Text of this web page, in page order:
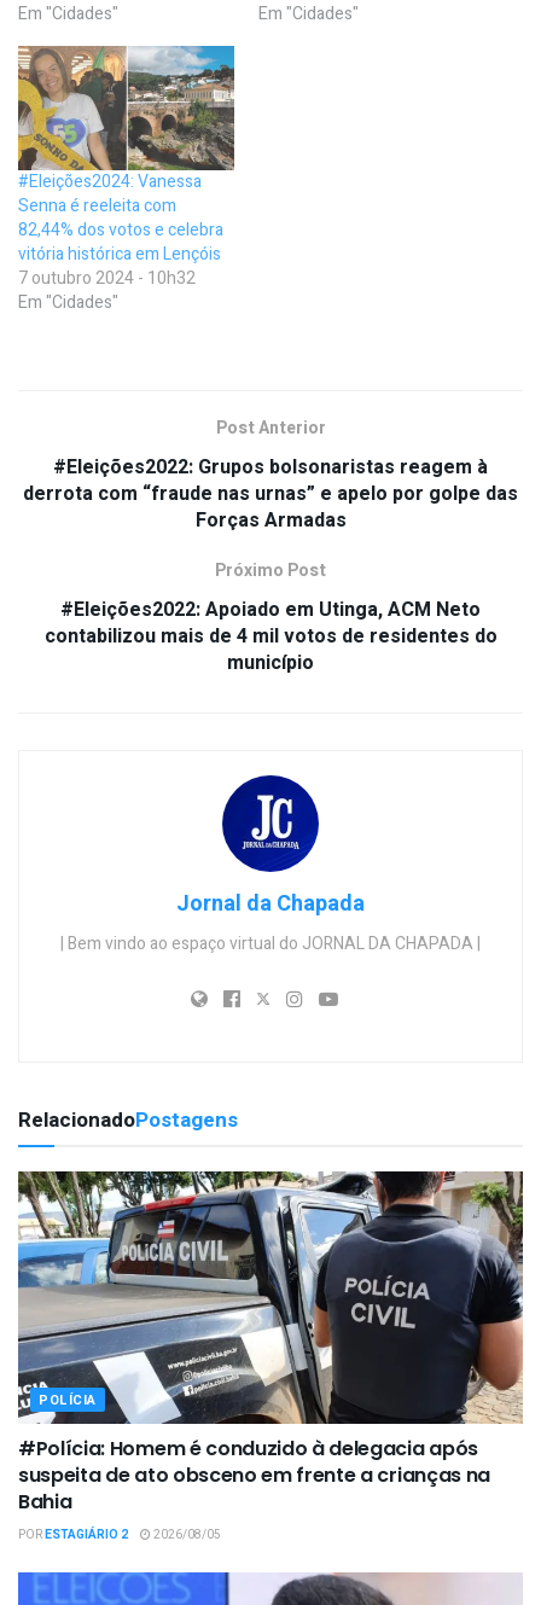
Em "Cidades"
Em "Cidades"
#Eleições2024: Vanessa
Senna é reeleita com
82,44% dos votos e celebra
vitória histórica em Lençóis
7 outubro 2024 - 10h32
Em "Cidades"
Post Anterior
#Eleições2022: Grupos bolsonaristas reagem à
derrota com “fraude nas urnas” e apelo por golpe das
Forças Armadas
Próximo Post
#Eleições2022: Apoiado em Utinga, ACM Neto
contabilizou mais de 4 mil votos de residentes do
município
Jornal da Chapada
| Bem vindo ao espaço virtual do JORNAL DA CHAPADA |
RelacionadoPostagens
POLÍCIA
#Polícia: Homem é conduzido à delegacia após
suspeita de ato obsceno em frente a crianças na
Bahia
PORESTAGIÁRIO 2 2026/08/05